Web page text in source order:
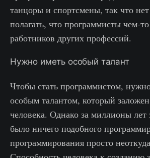
танцоры и спортсмены, так что
полагать, что программисты чем-
работников других профессий.
Нужно иметь особый талант
Чтобы стать программистом,
особым талантом, который
человека. Однако за миллионы
было ничего подобного
программирования просто